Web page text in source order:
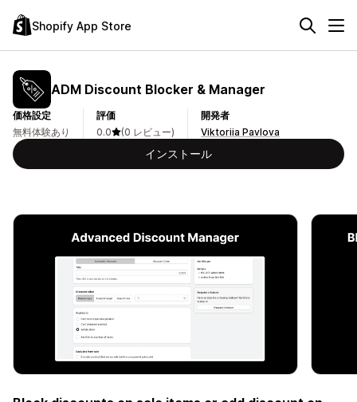
Shopify App Store
ADM Discount Blocker & Manager
価格設定
無料体験あり
評価
0.0
(0 レビュー)
開発者
Viktoriia Pavlova
インストール